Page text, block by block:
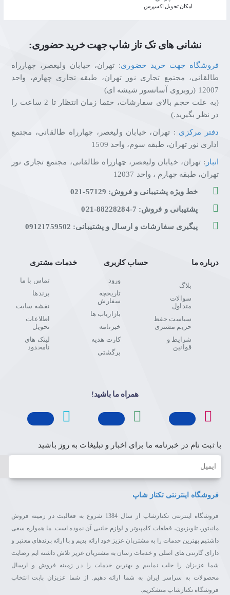
اﻣﮑﺎن ﺗﺤﻮﯾﻞ اﮐﺴﭙﺮس
نشانی های تک تاز شاپ جهت خرید حضوری:
فروشگاه جهت خرید حضوری: تهران، خیابان ولیعصر، چهارراه
طالقانی، مجتمع تجاری نور تهران، طبقه تجاری چهارم، واحد
12007 (روبروی آسانسور شیشه ای)
(به علت حجم بالای سفارشات، حتما زمان انتظار تا 2 ساعت را
در نظر بگیرید.)
دفتر مرکزی : تهران، خیابان ولیعصر، چهارراه طالقانی، مجتمع
اداری نور تهران، طبقه سوم، واحد 1509
انبار : تهران، خیابان ولیعصر، چهارراه طالقانی، مجتمع تجاری نور
تهران، طبقه چهارم ، واحد 12037
خط ویژه پشتیبانی و فروش: 57129-021
پشتیبانی و فروش: 7-88228284-021
پیگیری سفارشات و ارسال و پشتیبانی: 09121759502
درباره ما
بلاگ
سوالات
متداول
سیاست حفظ
حریم مشتری
شرایط و
قوانین
حساب کاربری
ورود
تاریخچه
سفارش
بازاریاب ها
خبرنامه
کارت هدیه
برگشتی
خدمات مشتری
تماس با ما
برندها
نقشه سایت
اطلاعات
تحویل
لینک های
نامحدود
همراه ما باشید!
با ثبت نام در خبرنامه ما برای اخبار و تبلیغات به روز باشید
ایمیل
فروشگاه اینترنتی تکتاز شاپ
فروشگاه اینترنتی تکتازشاپ از سال 1384 شروع به فعالیت در زمینه فروش
مانیتور، تلویزیون، قطعات کامپیوتر و لوازم جانبی آن نموده است. ما همواره سعی
داشتیم بهترین خدمات را به مشتریان عزیز خود ارائه بدیم و با ارائه برندهای معتبر و
دارای گارنتی های اصلی و خدمات رسان به مشتریان عزیز تلاش داشته ایم رضایت
شما عزیزان را جلب نماییم و بهترین خدمات را در زمینه فروش و ارسال
محصولات به سراسر ایران به شما ارائه دهیم. از شما عزیزان بابت انتخاب
فروشگاه تکتازشاپ متشکریم.